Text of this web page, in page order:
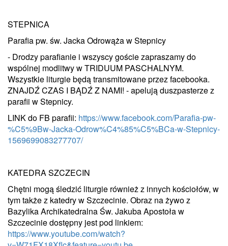
STEPNICA
Parafia pw. św. Jacka Odrowąża w Stepnicy
- Drodzy parafianie i wszyscy goście zapraszamy do
wspólnej modlitwy w TRIDUUM PASCHALNYM.
Wszystkie liturgie będą transmitowane przez facebooka.
ZNAJDŹ CZAS I BĄDŹ Z NAMI! - apelują duszpasterze z
parafii w Stepnicy.
LINK do FB parafii: https://www.facebook.com/Parafia-pw-
%C5%9Bw-Jacka-Odrow%C4%85%C5%BCa-w-Stepnicy-
1569699083277707/
KATEDRA SZCZECIN
Chętni mogą śledzić liturgie również z innych kościołów, w
tym także z katedry w Szczecinie. Obraz na żywo z
Bazylika Archikatedralna Św. Jakuba Apostoła w
Szczecinie dostępny jest pod linkiem:
https://www.youtube.com/watch?